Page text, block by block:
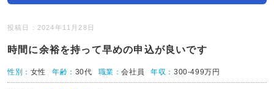
投稿日：2024年11月28日
時間に余裕を持って早めの申込が良いです
性別： 女性 年齢： 30代 職業：会社員 年収：300-499万円